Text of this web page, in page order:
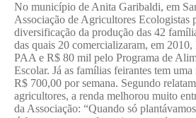
No município de Anita Garibaldi, em
Associação de Agricultores Ecologistas
diversificação da produção das 42
das quais 20 comercializaram, em
PAA e R$ 80 mil pelo Programa de
Escolar. Já as famílias feirantes tem uma
R$ 700,00 por semana. Segundo
agricultores, a renda melhorou muito
da Associação: “Quando só